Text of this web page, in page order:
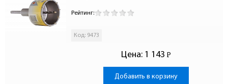
Рейтинг:
Код: 9473
Цена: 1 143 Р
-
Добавить в корзину